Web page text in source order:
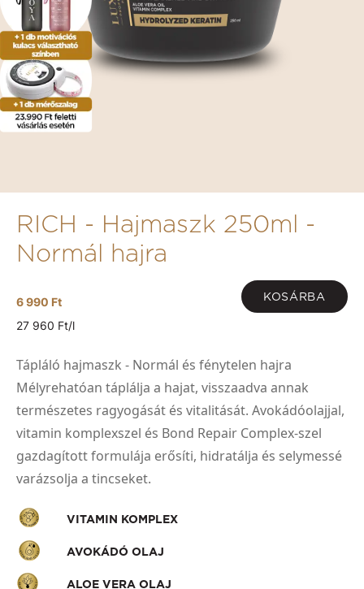
RICH - Hajmaszk 250ml -
Normál hajra
6 990 Ft KOSÁRBA
27 960 Ft/l
Tápláló hajmaszk - Normál és fénytelen hajra
Mélyrehatóan táplálja a hajat, visszaadva annak
természetes ragyogását és vitalitását. Avokádóolajjal,
vitamin komplexszel és Bond Repair Complex-szel
gazdagított formulája erősíti, hidratálja és selymessé
varázsolja a tincseket.
VITAMIN KOMPLEX
AVOKÁDÓ OLAJ
ALOE VERA OLAJ